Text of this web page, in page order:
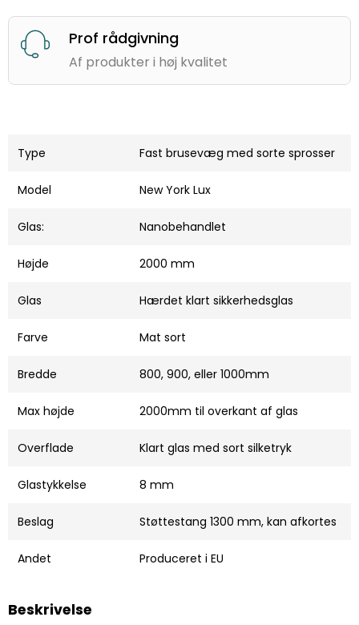
Prof rådgivning
Af produkter i høj kvalitet
Type Fast brusevæg med sorte sprosser
Model New York Lux
Glas: Nanobehandlet
Højde 2000 mm
Glas Hærdet klart sikkerhedsglas
Farve Mat sort
Bredde 800, 900, eller 1000mm
Max højde 2000mm til overkant af glas
Overflade Klart glas med sort silketryk
Glastykkelse 8 mm
Beslag Støttestang 1300 mm, kan afkortes
Andet Produceret i EU
Beskrivelse